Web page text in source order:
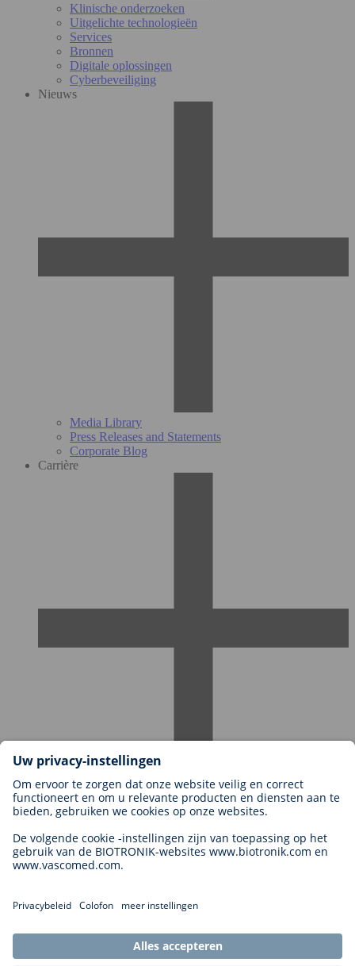
Klinische onderzoeken
Uitgelichte technologieën
Services
Bronnen
Digitale oplossingen
Cyberbeveiliging
Nieuws
Media Library
Press Releases and Statements
Corporate Blog
Carrière
Carrières bij BIOTRONIK
Carrièreniveaus
Waarom met ons werken?
Sollicitatie
Carrièremogelijkheden
Cookie Settings
Legal Disclaimer